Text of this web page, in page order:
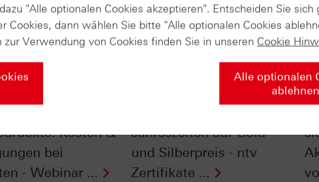
Kosten &
bei
- Webinar ...
Jahreszeiten auf Gold-
und Silberpreis - ntv
Zertifikate ...
"Alle optionalen Cookies akzeptieren". Entscheiden Sie sich
Cookies, dann wählen Sie bitte "Alle optionalen Cookies
Verwendung von Cookies finden Sie in unseren Cookie
Alle optionalen
ablehnen